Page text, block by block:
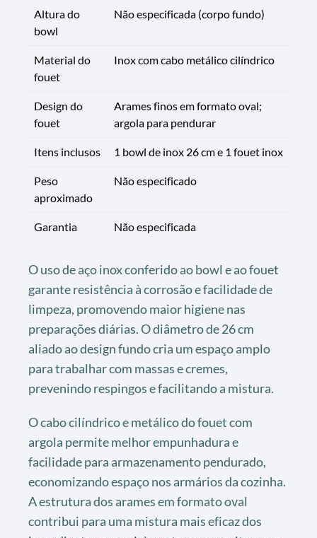
Altura do
bowl
Não especificada (corpo fundo)
Material do
fouet
Inox com cabo metálico cilíndrico
Design do
fouet
Arames finos em formato oval;
argola para pendurar
Itens inclusos 1 bowl de inox 26 cm e 1 fouet inox
Peso
aproximado
Não especificado
Garantia Não especificada
O uso de aço inox conferido ao bowl e ao fouet
garante resistência à corrosão e facilidade de
limpeza, promovendo maior higiene nas
preparações diárias. O diâmetro de 26 cm
aliado ao design fundo cria um espaço amplo
para trabalhar com massas e cremes,
prevenindo respingos e facilitando a mistura.
O cabo cilíndrico e metálico do fouet com
argola permite melhor empunhadura e
facilidade para armazenamento pendurado,
economizando espaço nos armários da cozinha.
A estrutura dos arames em formato oval
contribui para uma mistura mais eficaz dos